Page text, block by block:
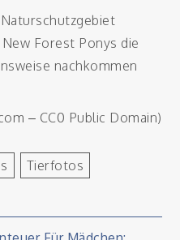
Forest Ponys die
nachkommen
– CC0 Public Domain)
Tierfotos